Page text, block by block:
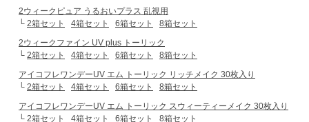
2ウィークピュア うるおいプラス 乱視用
└ 2箱セット 4箱セット 6箱セット
8箱セット
2ウィークファイン UV plus トーリック
└ 2箱セット 4箱セット 6箱セット
8箱セット
アイコフレワンデーUV エム トーリック リッチメイク 30枚入り
└ 2箱セット 4箱セット 6箱セット
8箱セット
アイコフレワンデーUV エム トーリック スウィーティーメイク 30枚入り
└ 2箱セット 4箱セット 6箱セット
8箱セット